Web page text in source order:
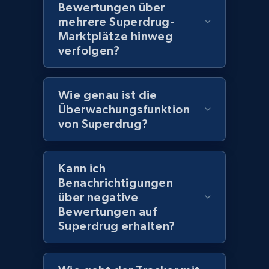
products using specified keywords
URL, Product id, Title, Images, Final price,
Currency, Discount, Initial price, and more.
Lazada - Products
URL, Title, Rating, Reviews, Initial price, Final
price, Currency, Stock, and more.
991+ 165+ Jetzt anfangen
Lazada - Products - Discover products by
Bewertungen über
mehrere Superdrug-
Marktplätze hinweg
verfolgen?
Wie genau ist die
Überwachungsfunktion
von Superdrug?
Kann ich
Benachrichtigungen
über negative
Bewertungen auf
Superdrug erhalten?